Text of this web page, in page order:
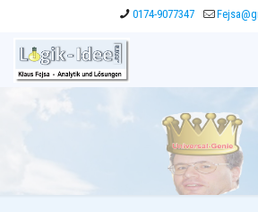
0174-9077347